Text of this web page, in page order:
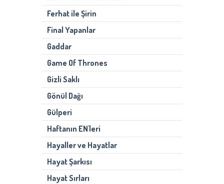
Ferhat ile Şirin
Final Yapanlar
Gaddar
Game Of Thrones
Gizli Saklı
Gönül Dağı
Gülperi
Haftanın EN'leri
Hayaller ve Hayatlar
Hayat Şarkısı
Hayat Sırları